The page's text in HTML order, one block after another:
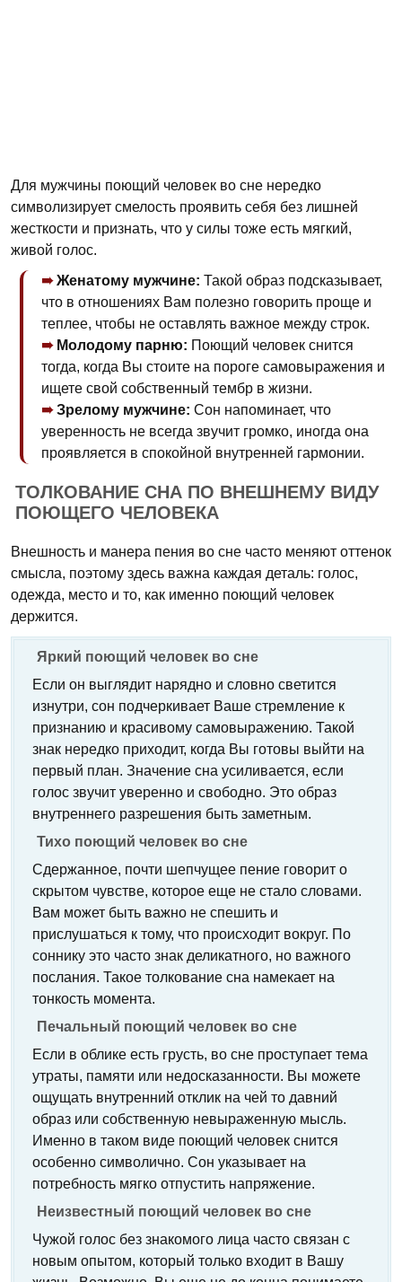
Для мужчины поющий человек во сне нередко
символизирует смелость проявить себя без лишней
жесткости и признать, что у силы тоже есть мягкий,
живой голос.
Женатому мужчине: Такой образ подсказывает,
что в отношениях Вам полезно говорить проще и
теплее, чтобы не оставлять важное между строк.
Молодому парню: Поющий человек снится
тогда, когда Вы стоите на пороге самовыражения и
ищете свой собственный тембр в жизни.
Зрелому мужчине: Сон напоминает, что
уверенность не всегда звучит громко, иногда она
проявляется в спокойной внутренней гармонии.
ТОЛКОВАНИЕ СНА ПО ВНЕШНЕМУ ВИДУ
ПОЮЩЕГО ЧЕЛОВЕКА
Внешность и манера пения во сне часто меняют оттенок
смысла, поэтому здесь важна каждая деталь: голос,
одежда, место и то, как именно поющий человек
держится.
Яркий поющий человек во сне
Если он выглядит нарядно и словно светится
изнутри, сон подчеркивает Ваше стремление к
признанию и красивому самовыражению. Такой
знак нередко приходит, когда Вы готовы выйти на
первый план. Значение сна усиливается, если
голос звучит уверенно и свободно. Это образ
внутреннего разрешения быть заметным.
Тихо поющий человек во сне
Сдержанное, почти шепчущее пение говорит о
скрытом чувстве, которое еще не стало словами.
Вам может быть важно не спешить и
прислушаться к тому, что происходит вокруг. По
соннику это часто знак деликатного, но важного
послания. Такое толкование сна намекает на
тонкость момента.
Печальный поющий человек во сне
Если в облике есть грусть, во сне проступает тема
утраты, памяти или недосказанности. Вы можете
ощущать внутренний отклик на чей то давний
образ или собственную невыраженную мысль.
Именно в таком виде поющий человек снится
особенно символично. Сон указывает на
потребность мягко отпустить напряжение.
Неизвестный поющий человек во сне
Чужой голос без знакомого лица часто связан с
новым опытом, который только входит в Вашу